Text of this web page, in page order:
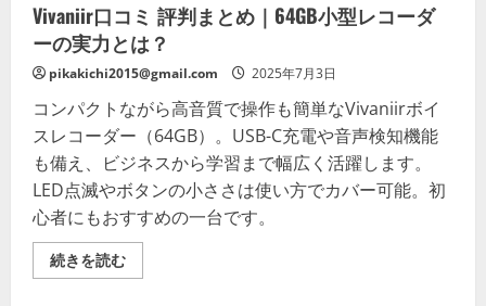
Vivaniir口コミ 評判まとめ｜64GB小型レコーダ
ーの実力とは？
pikakichi2015@gmail.com 2025年7月3日
コンパクトながら高音質で操作も簡単なVivaniirボイ
スレコーダー（64GB）。USB-C充電や音声検知機能
も備え、ビジネスから学習まで幅広く活躍します。
LED点滅やボタンの小ささは使い方でカバー可能。初
心者にもおすすめの一台です。
続きを読むVivaniir
口